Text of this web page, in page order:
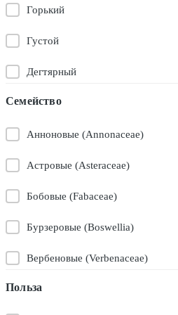
Горький
Густой
Дегтярный
Древесный
Душный
Дымный
Кислый
Копченый
Лёгкий
Медовый
Семейство
Анноновые (Annonaceae)
Астровые (Asteraceae)
Бобовые (Fabaceae)
Бурзеровые (Boswellia)
Вербеновые (Verbenaceae)
Гераниевые (Geraniaceae)
Польза